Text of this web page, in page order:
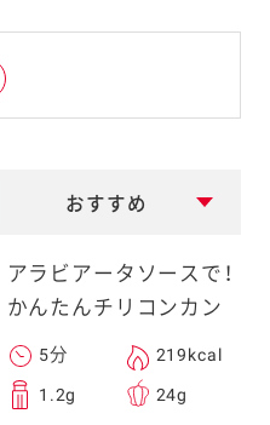
おすすめ
アラビアータソースで！
かんたんチリコンカン
5分 219kcal
1.2g 24g